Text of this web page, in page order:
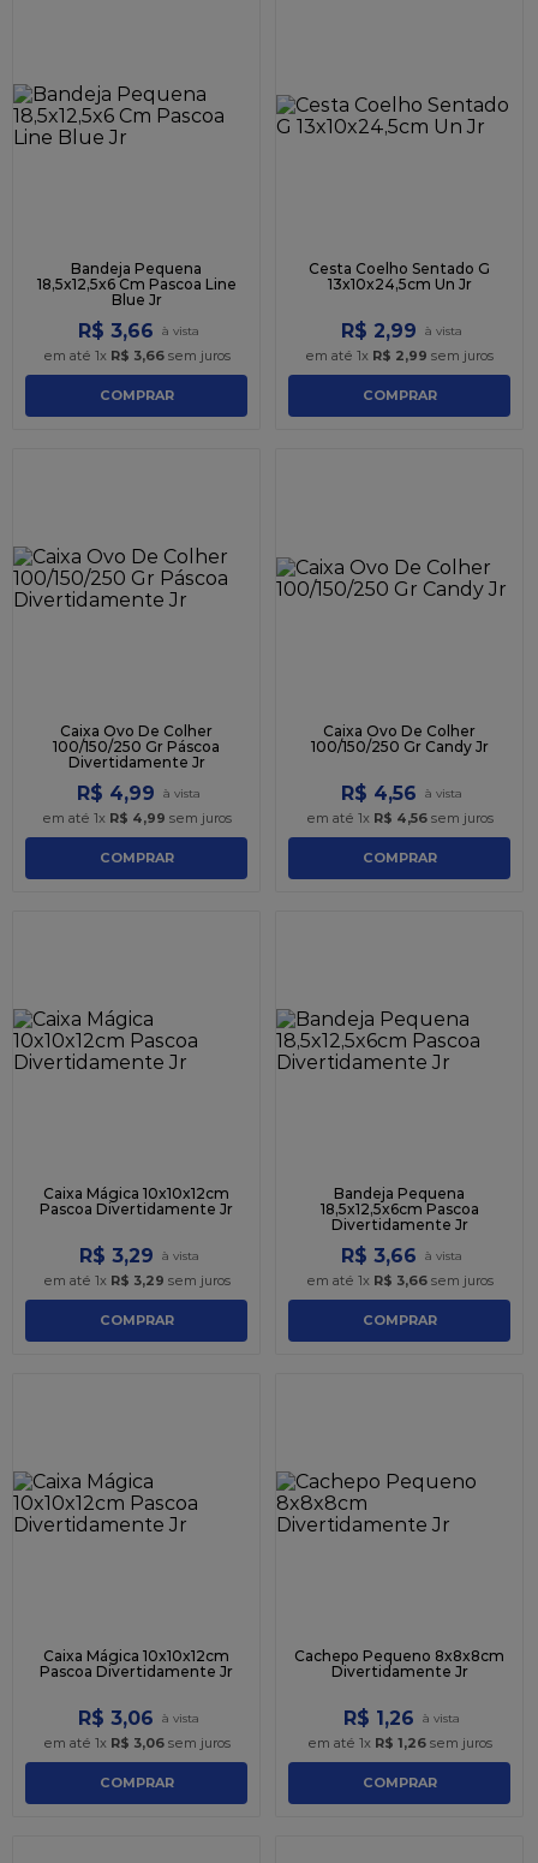
Bandeja Pequena
18,5x12,5x6 Cm Pascoa Line
Blue Jr
R$ 3,66
em até 1x R$ 3,66sem juros
COMPRAR
Cesta Coelho Sentado G
13x10x24,5cm Un Jr
R$ 2,99
em até 1x R$ 2,99 sem juros
COMPRAR
Caixa Ovo De Colher
100/150/250 Gr Páscoa
Divertidamente Jr
R$ 4,99
em até 1x R$ 4,99 sem juros
COMPRAR
Caixa Ovo De Colher
100/150/250 Gr Candy Jr
R$ 4,56
em até 1x R$ 4,56sem juros
COMPRAR
Caixa Mágica 10x10x12cm
Pascoa Divertidamente Jr
R$ 3,29
em até 1x R$ 3,29 sem juros
COMPRAR
Bandeja Pequena
18,5x12,5x6cm Pascoa
Divertidamente Jr
R$ 3,66
em até 1x R$ 3,66sem juros
COMPRAR
Caixa Mágica 10x10x12cm
Pascoa Divertidamente Jr
R$ 3,06
em até 1x R$ 3,06sem juros
COMPRAR
Cachepo Pequeno 8x8x8cm
Divertidamente Jr
R$ 1,26
em até 1x R$ 1,26sem juros
COMPRAR